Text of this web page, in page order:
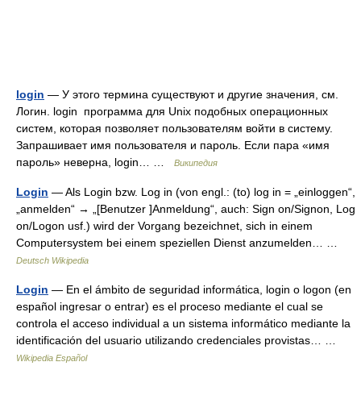
login — У этого термина существуют и другие значения, см.
Логин. login программа для Unix подобных операционных
систем, которая позволяет пользователям войти в систему.
Запрашивает имя пользователя и пароль. Если пара «имя
пароль» неверна, login… …
Википедия
Login — Als Login bzw. Log in (von engl.: (to) log in = „einloggen“,
„anmelden“ → „[Benutzer ]Anmeldung“, auch: Sign on/Signon, Log
on/Logon usf.) wird der Vorgang bezeichnet, sich in einem
Computersystem bei einem speziellen Dienst anzumelden… …
Deutsch Wikipedia
Login — En el ámbito de seguridad informática, login o logon (en
español ingresar o entrar) es el proceso mediante el cual se
controla el acceso individual a un sistema informático mediante la
identificación del usuario utilizando credenciales provistas… …
Wikipedia Español